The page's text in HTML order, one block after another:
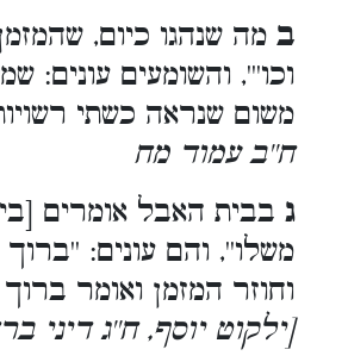
ב מה שנהגו כיום,
וכו''', והשומעים עונים:
משום שנראה כשתי
ח''ב עמוד מח
ג בבית האבל אומרים
משלו'', והם עונים:
וחוזר המזמן ואומר
[ילקוט יוסף, ח''ג דיני